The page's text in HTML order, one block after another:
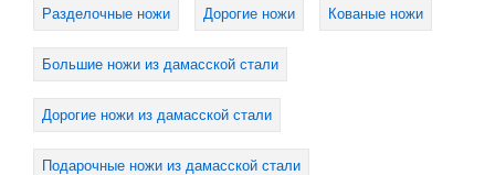
Разделочные ножи Дорогие ножи Кованые ножи
Большие ножи из дамасской стали
Дорогие ножи из дамасской стали
Подарочные ножи из дамасской стали